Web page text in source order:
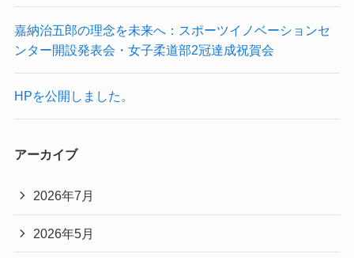
嘉納治五郎の理念を未来へ：スポーツイノベーションセ
ンター開設発表会・女子柔道部2冠達成祝賀会
HPを公開しました。
アーカイブ
2026年7月
2026年5月